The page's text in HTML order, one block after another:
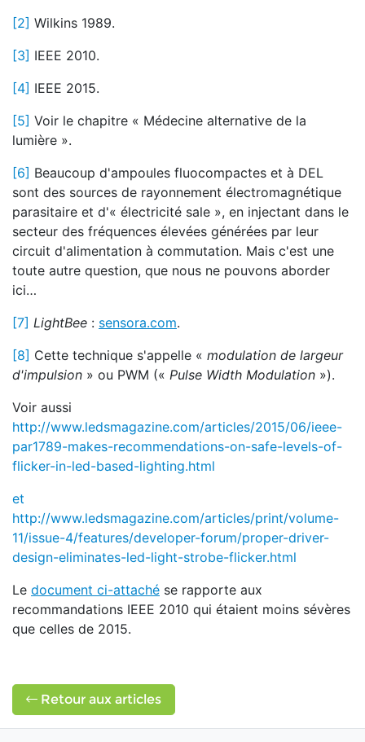
[2] Wilkins 1989.
[3] IEEE 2010.
[4] IEEE 2015.
[5] Voir le chapitre « Médecine alternative de la
lumière ».
[6] Beaucoup d'ampoules fluocompactes et à DEL
sont des sources de rayonnement électromagnétique
parasitaire et d'« électricité sale », en injectant dans le
secteur des fréquences élevées générées par leur
circuit d'alimentation à commutation. Mais c'est une
toute autre question, que nous ne pouvons aborder
ici…
[7] LightBee : sensora.com.
[8] Cette technique s'appelle « modulation de largeur
d'impulsion » ou PWM (« Pulse Width Modulation »).
Voir aussi
http://www.ledsmagazine.com/articles/2015/06/ieee-
par1789-makes-recommendations-on-safe-levels-of-
flicker-in-led-based-lighting.html
et
http://www.ledsmagazine.com/articles/print/volume-
11/issue-4/features/developer-forum/proper-driver-
design-eliminates-led-light-strobe-flicker.html
Le document ci-attaché se rapporte aux
recommandations IEEE 2010 qui étaient moins sévères
que celles de 2015.
Retour aux articles